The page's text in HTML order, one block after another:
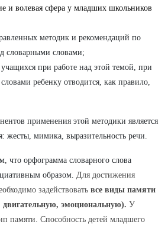
и волевая сфера у младших школьников
методик и рекомендаций по
словарными словами;
при работе над этой темой, при
ребенку отводится, как правило,
применения этой методики является
жесты, мимика, выразительность речи.
что орфограмма словарного слова
образом. Для достижения
задействовать все виды памяти
эмоциональную). У
памяти. Способность детей младшего